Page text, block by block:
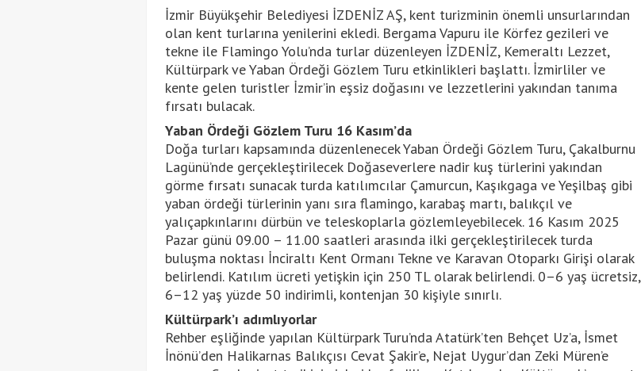
İzmir Büyükşehir Belediyesi İZDENİZ AŞ, kent turizminin önemli unsurlarından
olan kent turlarına yenilerini ekledi. Bergama Vapuru ile Körfez gezileri ve
tekne ile Flamingo Yolu’nda turlar düzenleyen İZDENİZ, Kemeraltı Lezzet,
Kültürpark ve Yaban Ördeği Gözlem Turu etkinlikleri başlattı. İzmirliler ve
kente gelen turistler İzmir’in eşsiz doğasını ve lezzetlerini yakından tanıma
fırsatı bulacak.
Yaban Ördeği Gözlem Turu 16 Kasım’da
Doğa turları kapsamında düzenlenecek Yaban Ördeği Gözlem Turu, Çakalburnu
Lagünü’nde gerçekleştirilecek Doğaseverlere nadir kuş türlerini yakından
görme fırsatı sunacak turda katılımcılar Çamurcun, Kaşıkgaga ve Yeşilbaş gibi
yaban ördeği türlerinin yanı sıra flamingo, karabaş martı, balıkçıl ve
yalıçapkınlarını dürbün ve teleskoplarla gözlemleyebilecek. 16 Kasım 2025
Pazar günü 09.00 – 11.00 saatleri arasında ilki gerçekleştirilecek turda
buluşma noktası İnciraltı Kent Ormanı Tekne ve Karavan Otoparkı Girişi olarak
belirlendi. Katılım ücreti yetişkin için 250 TL olarak belirlendi. 0–6 yaş ücretsiz,
6–12 yaş yüzde 50 indirimli, kontenjan 30 kişiyle sınırlı.
Kültürpark’ı adımlıyorlar
Rehber eşliğinde yapılan Kültürpark Turu’nda Atatürk’ten Behçet Uz’a, İsmet
İnönü’den Halikarnas Balıkçısı Cevat Şakir’e, Nejat Uygur’dan Zeki Müren’e